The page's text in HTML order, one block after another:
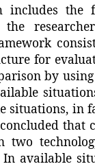
includes the
for
by
situations, in
that
available